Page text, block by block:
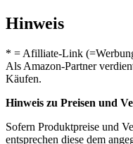
Hinweis
* = Afilliate-Link
Als Amazon-Partner
Käufen.
Hinweis zu Preisen und
Sofern Produktpreise und
entsprechen diese dem